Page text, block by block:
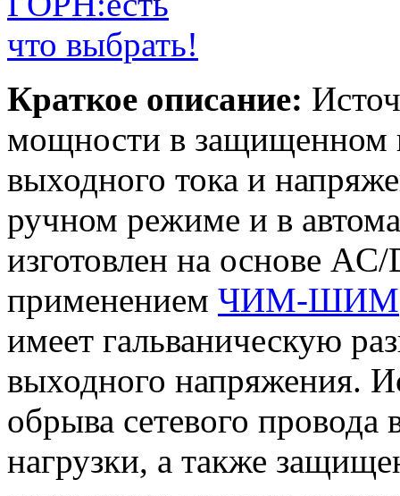
Краткое описание:
мощности в защищенном
выходного тока и
ручном режиме и в
изготовлен на основе
применением ЧИМ-ШИМ
имеет гальваническую
выходного напряжения.
обрыва сетевого
нагрузки, а также